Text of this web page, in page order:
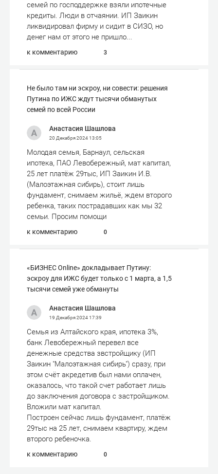
семей по господдержке взяли ипотечные
кредиты. Люди в отчаянии. ИП Заикин
ликвидировал фирму и сидит в СИЗО, но
денег нам от этого не пришло...
к комментарию 3
Не было там ни эскроу, ни совести: решения
Путина по ИЖС ждут тысячи обманутых
семей по всей России
Анастасия Шашлова
20 Декабря 202413:05
Молодая семья, Барнаул, сельская
ипотека, ПАО Левобережный, мат капитал,
25 лет платёж 29тыс, ИП Заикин И.В.
(Малоэтажная сибирь), стоит лишь
фундамент, снимаем жильё, ждем второго
ребенка, таких пострадавших как мы 32
семьи. Просим помощи
к комментарию 0
«БИЗНЕС Online» докладывает Путину:
эскроу для ИЖС будет только с 1 марта, а 1,5
тысячи семей уже обмануты
Анастасия Шашлова
19 Декабря 202417:39
Семья из Алтайского края, ипотека 3%,
банк Левобережный перевел все
денежные средства звстройщику (ИП
Заикин "Малоэтажная сибирь") сразу, при
этом счёт акредетив был нами оплачен,
оказалось, что такой счет работает лишь
до заключения договора с застройщиком.
Вложили мат капитал.
Построен сейчас лишь фундамент, платёж
29тыс на 25 лет, снимаем квартиру, ждем
второго ребеночка.
к комментарию 0